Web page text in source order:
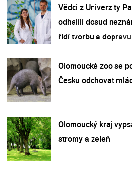
Vědci z Univerzity
odhalili dosud
řídí tvorbu a
Olomoucké zoo se
Česku odchovat
Olomoucký kraj
stromy a zeleň